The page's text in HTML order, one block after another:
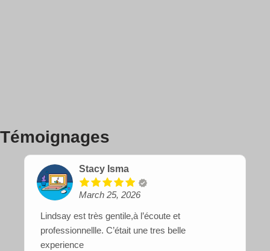
Témoignages
Stacy Isma
March 25, 2026
Lindsay est très gentile,à l’écoute et
professionnellle. C’était une tres belle
experience